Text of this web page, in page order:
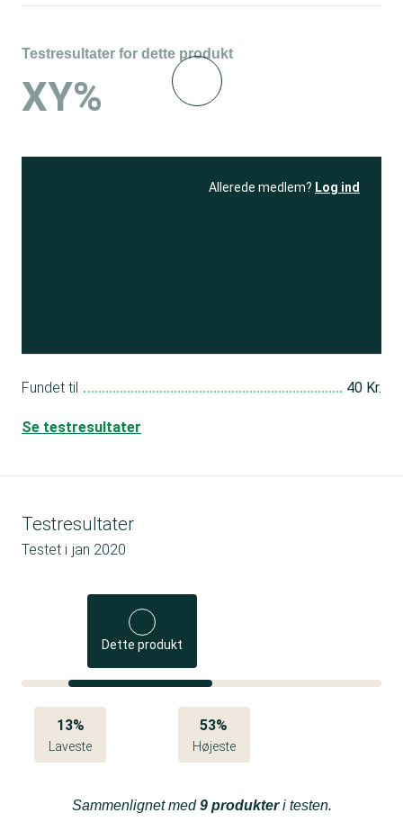
Testresultater for dette produkt
XY%
Allerede medlem? Log ind
Fundet til 40 Kr.
Se testresultater
Testresultater
Testet i jan 2020
Dette produkt
13%
Laveste
53%
Højeste
Sammenlignet med9 produkteri testen.